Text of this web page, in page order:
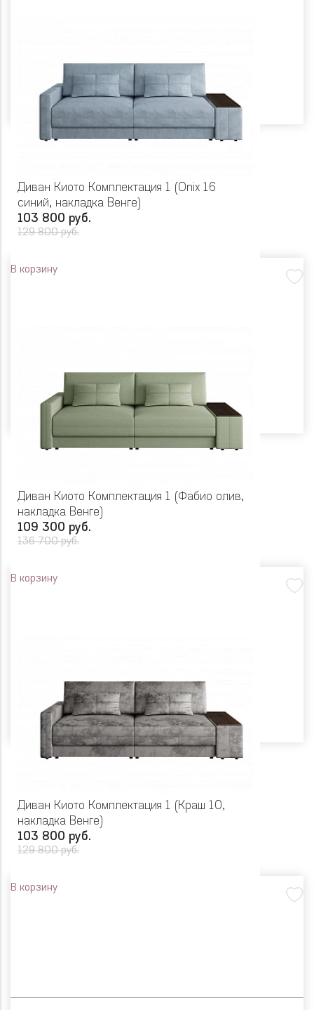
Диван Киото Комплектация 1 (Onix 16
синий, накладка Венге)
103 800 руб.
129 800 руб.
В корзину
Диван Киото Комплектация 1 (Фабио олив,
накладка Венге)
109 300 руб.
136 700 руб.
В корзину
Диван Киото Комплектация 1 (Краш 10,
накладка Венге)
103 800 руб.
129 800 руб.
В корзину